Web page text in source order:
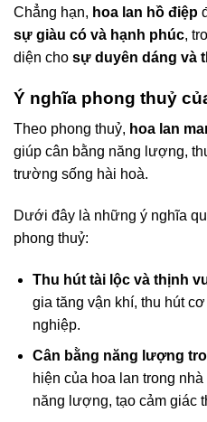
Chẳng hạn, hoa lan hồ điệp
sự giàu có và hạnh phúc,
diện cho sự duyên dáng và
Ý nghĩa phong thuỷ
Theo phong thuỷ, hoa lan
giúp cân bằng năng lượng,
trường sống hài hoà.
Dưới đây là những ý nghĩa
phong thuỷ:
Thu hút tài lộc và thịnh
gia tăng vận khí, thu hút
nghiệp.
Cân bằng năng lượng
hiện của hoa lan trong
năng lượng, tạo cảm giác